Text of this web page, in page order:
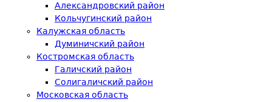
Александровский район
Кольчугинский район
Калужская область
Думиничский район
Костромская область
Галичский район
Солигаличский район
Московская область